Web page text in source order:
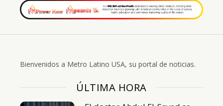
Bienvenidos a Metro Latino USA, su portal de noticias.
ÚLTIMA HORA